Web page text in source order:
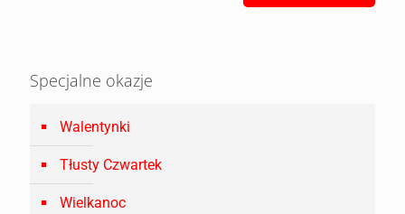
Specjalne okazje
Walentynki
Tłusty Czwartek
Wielkanoc